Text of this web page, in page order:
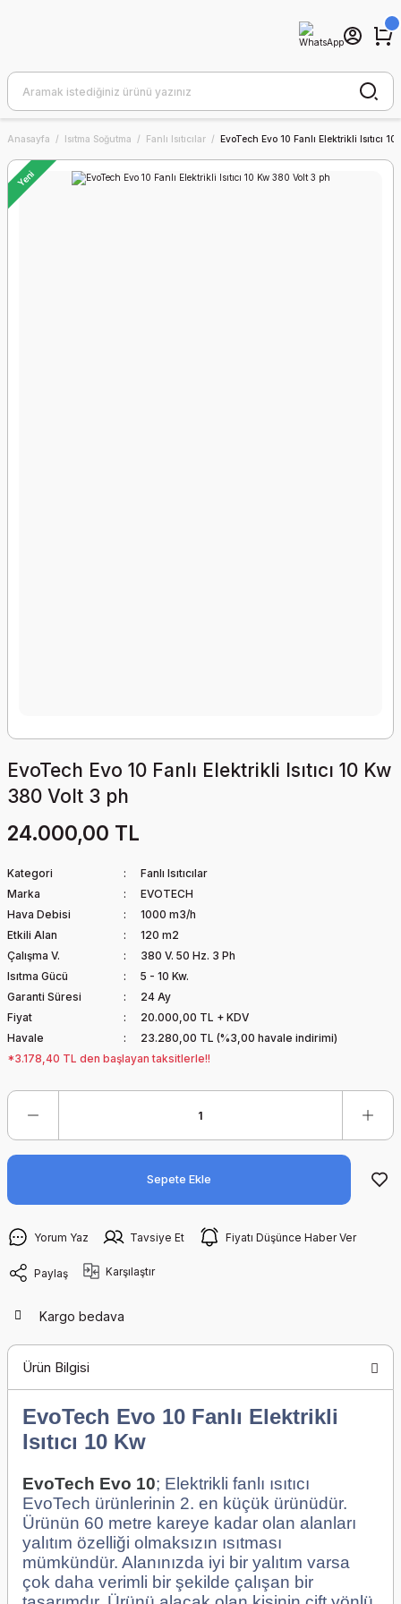
Anasayfa Isıtma Soğutma Fanlı Isıtıcılar EvoTech Evo 10 Fanlı Elektrikli Isıtıcı
Yeni
EvoTech Evo 10 Fanlı Elektrikli Isıtıcı 10 Kw
380 Volt 3 ph
24.000,00 TL
Kategori
Fanlı Isıtıcılar
Marka
EVOTECH
Hava Debisi
1000 m3/h
Etkili Alan
120 m2
Çalışma V.
380 V. 50 Hz. 3 Ph
Isıtma Gücü
5 - 10 Kw.
Garanti Süresi
24 Ay
Fiyat
20.000,00 TL + KDV
Havale
23.280,00 TL (%3,00 havale indirimi)
*3.178,40 TL den başlayan taksitlerle!!
Sepete Ekle
Yorum Yaz Tavsiye Et Fiyatı Düşünce Haber Ver
Paylaş Karşılaştır
Kargo bedava
Ürün Bilgisi
EvoTech Evo 10 Fanlı Elektrikli
Isıtıcı 10 Kw
EvoTech Evo 10; Elektrikli fanlı ısıtıcı
EvoTech ürünlerinin 2. en küçük ürünüdür.
Ürünün 60 metre kareye kadar olan alanları
yalıtım özelliği olmaksızın ısıtması
mümkündür. Alanınızda iyi bir yalıtım varsa
çok daha verimli bir şekilde çalışan bir